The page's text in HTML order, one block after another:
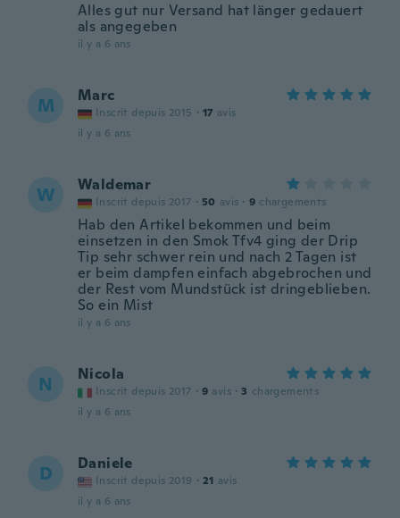
Alles gut nur Versand hat länger gedauert
als angegeben
il y a 6 ans
M Marc
Inscrit depuis 2015 · 17 avis
il y a 6 ans
W Waldemar
Inscrit depuis 2017 · 50 avis · 9 chargements
Hab den Artikel bekommen und beim
einsetzen in den Smok Tfv4 ging der Drip
Tip sehr schwer rein und nach 2 Tagen ist
er beim dampfen einfach abgebrochen und
der Rest vom Mundstück ist dringeblieben.
So ein Mist
il y a 6 ans
N Nicola
Inscrit depuis 2017 · 9 avis · 3 chargements
il y a 6 ans
D Daniele
Inscrit depuis 2019 · 21 avis
il y a 6 ans